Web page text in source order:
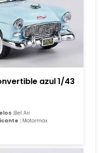
azul 1/43
:Bel Air
: Motormax